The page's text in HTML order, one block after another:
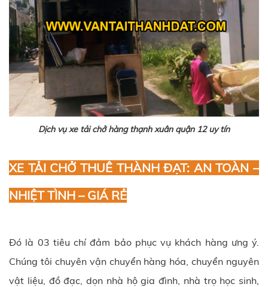
Dịch vụ xe tải chở hàng thạnh xuân quận 12 uy tín
XE TẢI CHỞ THUÊ THÀNH ĐẠT: AN TOÀN –
NHIỆT TÌNH – GIÁ RẺ
Đó là 03 tiêu chí đảm bảo phục vụ khách hàng ưng ý.
Chúng tôi chuyên vận chuyển hàng hóa, chuyển nguyên
vật liệu, đồ đạc, dọn nhà hộ gia đình, nhà trọ học sinh,